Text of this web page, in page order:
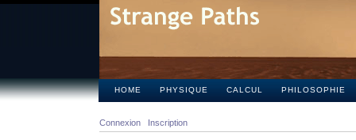
HOME PHYSIQUE CALCUL PHILOSOPHIE
Connexion Inscription